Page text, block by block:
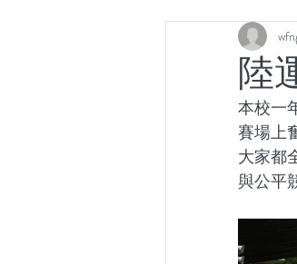
陸
本校一
賽場上
大家都
與公平